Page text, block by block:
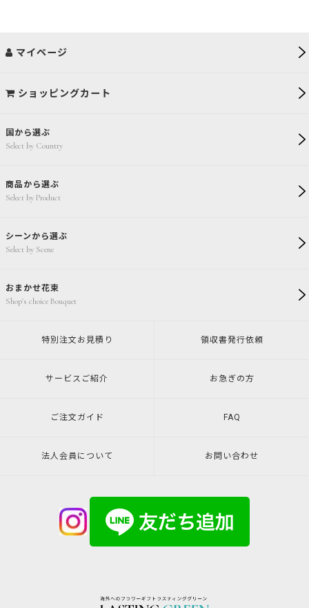
国から選ぶ
Select by Country
商品から選ぶ
Select by Product
シーンから選ぶ
Select by Scene
おまかせ花束
Shop's choice Bouquet
マイページ
ショッピングカート
特別注文 お見積り 領収書発行依頼
サービスご紹介 お急ぎの方
ご注文ガイド FAQ
法人会員について お問い合わせ